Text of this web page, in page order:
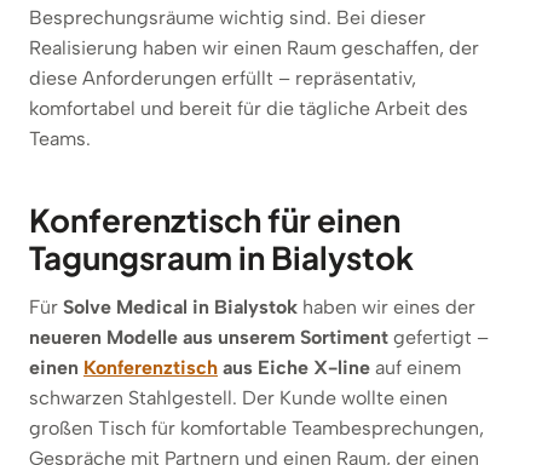
Besprechungsräume wichtig sind. Bei dieser
Realisierung haben wir einen Raum geschaffen, der
diese Anforderungen erfüllt – repräsentativ,
komfortabel und bereit für die tägliche Arbeit des
Teams.
Konferenztisch für einen
Tagungsraum in Bialystok
Für Solve Medical in Bialystok haben wir eines der
neueren Modelle aus unserem Sortiment gefertigt –
einen Konferenztisch aus Eiche X-line auf einem
schwarzen Stahlgestell. Der Kunde wollte einen
großen Tisch für komfortable Teambesprechungen,
Gespräche mit Partnern und einen Raum, der einen